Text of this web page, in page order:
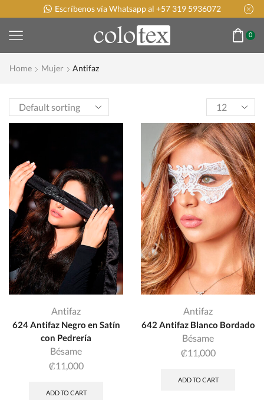
Escríbenos vía Whatsapp al +57 319 5936072
0
Home Mujer Antifaz
Antifaz
624 Antifaz Negro en Satín
con Pedrería
Bésame
₡11,000
ADD TO CART
Antifaz
642 Antifaz Blanco Bordado
Bésame
₡11,000
ADD TO CART